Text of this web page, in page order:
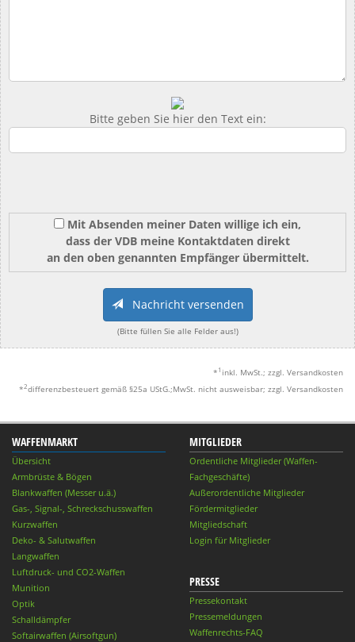
Bitte geben Sie hier den Text ein:
Mit Absenden meiner Daten willige ich ein,
dass der VDB meine Kontaktdaten direkt
an den oben genannten Empfänger übermittelt.
Nachricht versenden
(Bitte füllen Sie alle Felder aus!)
* 1 inkl. MwSt.; zzgl. Versandkosten
*2differenzbesteuert gemäß §25a UStG.;MwSt. nicht ausweisbar; zzgl. Versandkosten
WAFFENMARKT
Übersicht
Armbrüste & Bögen
Blankwaffen (Messer u.ä.)
Gas-, Signal-, Schreckschusswaffen
Kurzwaffen
Deko- & Salutwaffen
Langwaffen
Luftdruck- und CO2-Waffen
Munition
Optik
Schalldämpfer
Softairwaffen (Airsoftgun)
MITGLIEDER
Ordentliche Mitglieder (Waffen-
Fachgeschäfte)
Außerordentliche Mitglieder
Fördermitglieder
Mitgliedschaft
Login für Mitglieder
PRESSE
Pressekontakt
Pressemeldungen
Waffenrechts-FAQ